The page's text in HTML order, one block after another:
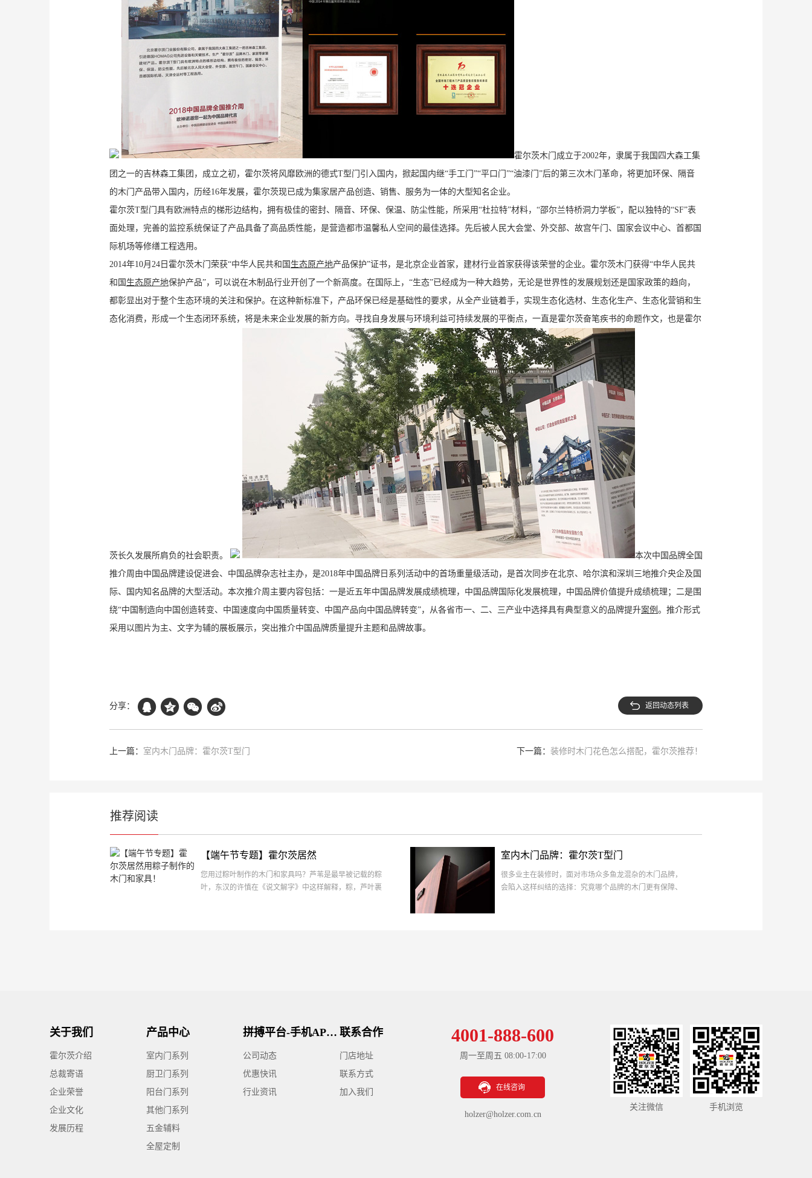
霍尔茨木门成立于2002年，隶属于我国四大森工集
团之一的吉林森工集团，成立之初，霍尔茨将风靡欧洲的德式T型门引入国内，掀起国内继“手工门”“平口门”“油漆门”后的第三次木门革命，将更加环保、隔音
的木门产品带入国内，历经16年发展，霍尔茨现已成为集家居产品创造、销售、服务为一体的大型知名企业。
霍尔茨T型门具有欧洲特点的梯形边结构，拥有极佳的密封、隔音、环保、保温、防尘性能，所采用“杜拉特”材料，“邵尔兰特桥洞力学板”，配以独特的“SF”表
面处理，完善的监控系统保证了产品具备了高品质性能，是营造都市温馨私人空间的最佳选择。先后被人民大会堂、外交部、故宫午门、国家会议中心、首都国
际机场等修缮工程选用。
2014年10月24日霍尔茨木门荣获“中华人民共和国 生态原产地产品保护”证书，是北京企业首家，建材行业首家获得该荣誉的企业。霍尔茨木门获得“中华人民共
和国 生态原产地保护产品”，可以说在木制品行业开创了一个新高度。在国际上，“生态”已经成为一种大趋势，无论是世界性的发展规划还是国家政策的趋向，
都彰显出对于整个生态环境的关注和保护。在这种新标准下，产品环保已经是基础性的要求，从全产业链着手，实现生态化选材、生态化生产、生态化营销和生
态化消费，形成一个生态闭环系统，将是未来企业发展的新方向。寻找自身发展与环境利益可持续发展的平衡点，一直是霍尔茨奋笔疾书的命题作文，也是霍尔
茨长久发展所肩负的社会职责。
本次中国品牌全国
推介周由中国品牌建设促进会、中国品牌杂志社主办，是2018年中国品牌日系列活动中的首场重量级活动，是首次同步在北京、哈尔滨和深圳三地推介央企及国
际、国内知名品牌的大型活动。本次推介周主要内容包括：一是近五年中国品牌发展成绩梳理，中国品牌国际化发展梳理，中国品牌价值提升成绩梳理；二是围
绕“中国制造向中国创造转变、中国速度向中国质量转变、中国产品向中国品牌转变”，从各省市一、二、三产业中选择具有典型意义的品牌提升案例 。推介形式
采用以图片为主、文字为辅的展板展示，突出推介中国品牌质量提升主题和品牌故事。
分享： 返回动态列表
上一篇： 室内木门品牌：霍尔茨T型门 下一篇： 装修时木门花色怎么搭配，霍尔茨推荐！
推荐阅读
【端午节专题】霍尔茨居然
您用过粽叶制作的木门和家具吗？芦苇是最早被记载的粽
叶，东汉的许慎在《说文解字》中这样解释，粽，芦叶裹
室内木门品牌：霍尔茨T型门
很多业主在装修时，面对市场众多鱼龙混杂的木门品牌，
会陷入这样纠结的选择：究竟哪个品牌的木门更有保障、
关于我们
霍尔茨介绍
总裁寄语
企业荣誉
企业文化
发展历程
产品中心
室内门系列
厨卫门系列
阳台门系列
其他门系列
五金辅料
全屋定制
拼搏平台-手机APP下载
公司动态
优惠快讯
行业资讯
联系合作
门店地址
联系方式
加入我们
关注微信
手机浏览
4001-888-600
周一至周五 08:00-17:00
在线咨询
holzer@holzer.com.cn